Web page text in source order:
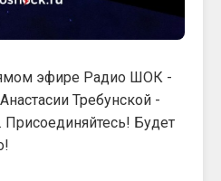
эфире Радио ШОК -
Требунской -
Присоединяйтесь! Будет